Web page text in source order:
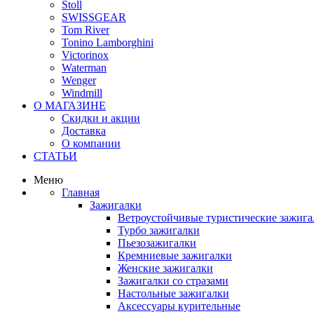
Stoll
SWISSGEAR
Tom River
Tonino Lamborghini
Victorinox
Waterman
Wenger
Windmill
О МАГАЗИНЕ
Скидки и акции
Доставка
О компании
СТАТЬИ
Меню
Главная
Зажигалки
Ветроустойчивые туристические
Турбо зажигалки
Пьезозажигалки
Кремниевые зажигалки
Женские зажигалки
Зажигалки со стразами
Настольные зажигалки
Аксессуары курительные